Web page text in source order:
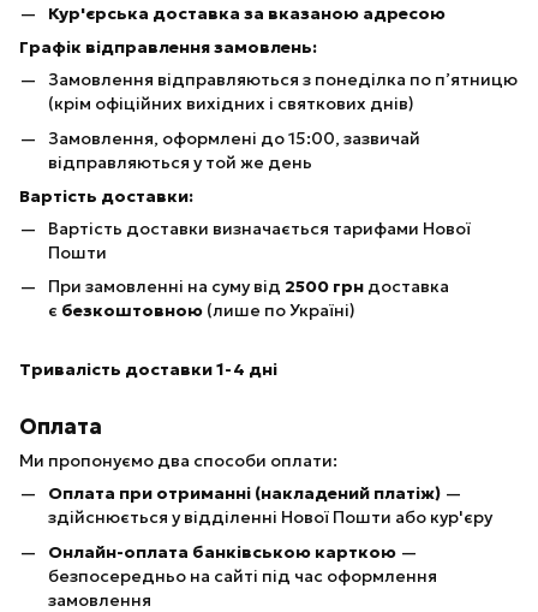
Кур'єрська доставка за вказаною адресою
Графік відправлення замовлень:
Замовлення відправляються з понеділка по п’ятницю
(крім офіційних вихідних і святкових днів)
Замовлення, оформлені до 15:00, зазвичай
відправляються у той же день
Вартість доставки:
Вартість доставки визначається тарифами Нової
Пошти
При замовленні на суму від 2500 грн доставка
є безкоштовною (лише по Україні)
Тривалість доставки 1-4 дні
Оплата
Ми пропонуємо два способи оплати:
Оплата при отриманні (накладений платіж) —
здійснюється у відділенні Нової Пошти або кур'єру
Онлайн-оплата банківською карткою —
безпосередньо на сайті під час оформлення
замовлення